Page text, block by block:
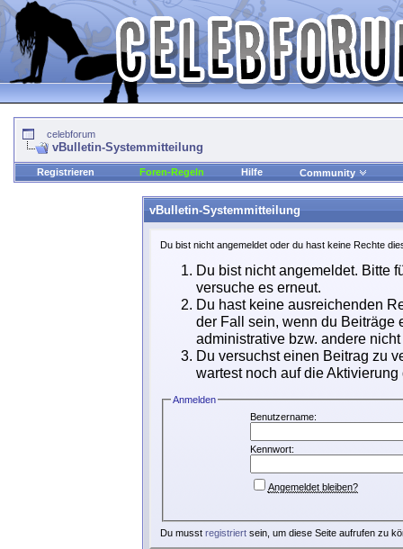
celebforum
vBulletin-Systemmitteilung
Registrieren Foren-Regeln Hilfe Community
vBulletin-Systemmitteilung
Du bist nicht angemeldet oder du hast keine Rechte
Du bist nicht angemeldet. Bitte
versuche es erneut.
Du hast keine ausreichenden
der Fall sein, wenn du Beiträge
administrative bzw. andere
Du versuchst einen Beitrag zu
wartest noch auf die
Anmelden
Benutzername:
Kennwort:
Angemeldet bleiben?
Du musst registriertsein, um diese Seite aufrufen zu